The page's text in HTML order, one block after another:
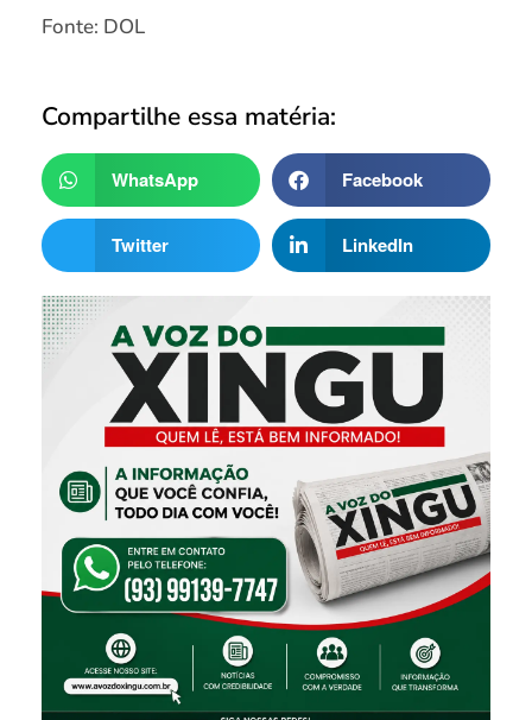
Fonte: DOL
Compartilhe essa matéria:
WhatsApp Facebook
Twitter LinkedIn